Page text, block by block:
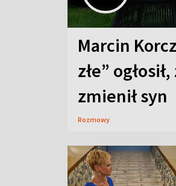
Marcin
złe”
zmienił syn
Rozmowy